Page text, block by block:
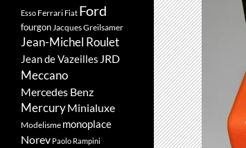
Esso Ferrari Fiat Ford
fourgonJacques Greilsamer
Jean-Michel Roulet
Jean de Vazeilles JRD
Meccano
Mercedes Benz
MercuryMinialuxe
Modelisme monoplace
Norev Paolo Rampini